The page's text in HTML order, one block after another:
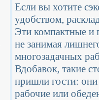
Если вы хотите
удобством,
Эти компактные и
не занимая
многозадачных
Вдобавок, такие
пришли гости: они
рабочие или